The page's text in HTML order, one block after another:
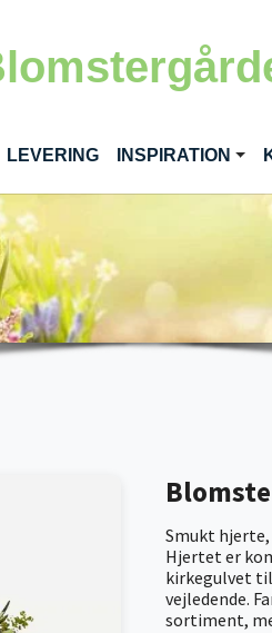
LEVERING INSPIRATION
Smukt
Hjertet er
kirkegulvet
vejledende.
sortiment,